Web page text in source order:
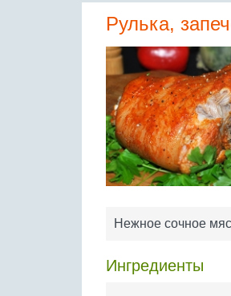
Рулька,
Нежное сочное
Ингредиенты